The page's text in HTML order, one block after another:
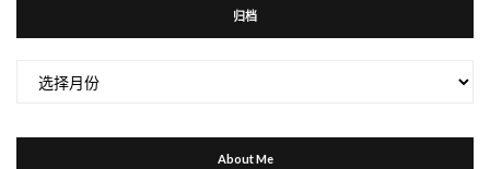
归档
About Me